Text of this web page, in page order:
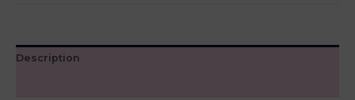
Description